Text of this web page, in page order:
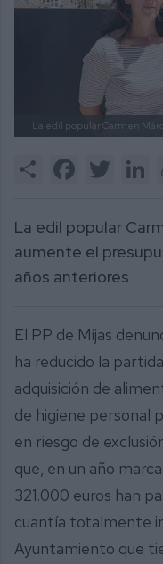
La edil popular Carmen
Share FacebookTwitter
La edil popular
aumente el
años anteriores
El PP de Mijas
ha reducido la
adquisición de
de higiene personal
en riesgo de
que, en un año
321.000 euros han
cuantía totalmente
Ayuntamiento que